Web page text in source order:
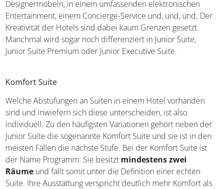
Eine Suite soll euch das Gefühl geben in einem
temporären Zuhause zu sein – und zwar möglichst
luxuriös. Das zeigt sich in den Designermöbeln, in einem
umfassenden elektronischen Entertainment, einem
Concierge-Service und, und, und. Der Kreativität der
sogar noch differenziert in Junior Suite, Junior Suite
Premium oder Junior Executive Suite.
Komfort Suite
Welche Abstufungen an Suiten in einem Hotel vorhanden
sind und inwiefern sich diese unterscheiden, ist also
individuell. Zu den häufigsten Variationen gehört neben
der Junior Suite die sogenannte Komfort Suite und sie ist
in den meisten Fällen die nächste Stufe. Bei der Komfort